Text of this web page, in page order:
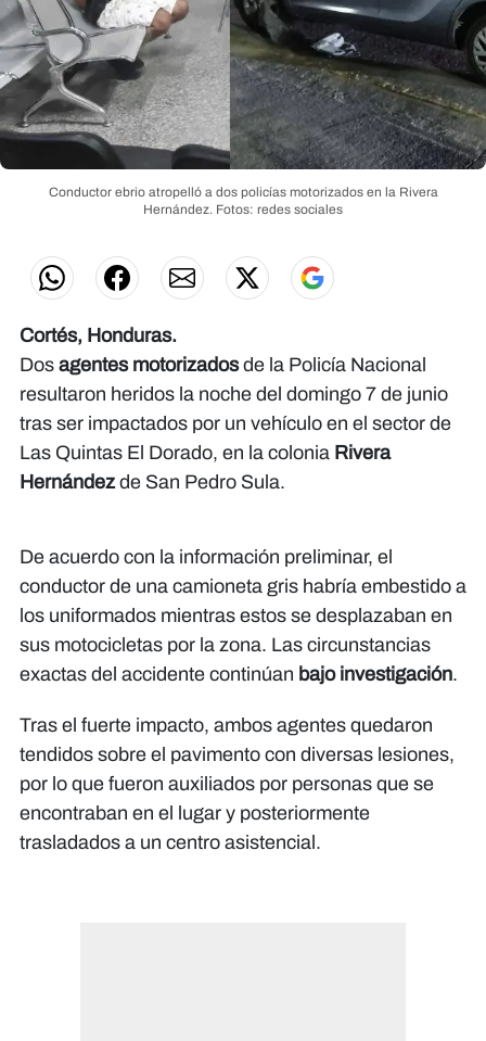
Conductor ebrio atropelló a dos policías motorizados en la Rivera
Hernández. Fotos: redes sociales
Cortés, Honduras.
Dos agentes motorizadosde la Policía Nacional
resultaron heridos la noche del domingo 7 de junio
tras ser impactados por un vehículo en el sector de
Las Quintas El Dorado, en la colonia Rivera
Hernándezde San Pedro Sula.
De acuerdo con la información preliminar, el
conductor de una camioneta gris habría embestido a
los uniformados mientras estos se desplazaban en
sus motocicletas por la zona. Las circunstancias
exactas del accidente continúan bajo investigación.
Tras el fuerte impacto, ambos agentes quedaron
tendidos sobre el pavimento con diversas lesiones,
por lo que fueron auxiliados por personas que se
encontraban en el lugar y posteriormente
trasladados a un centro asistencial.